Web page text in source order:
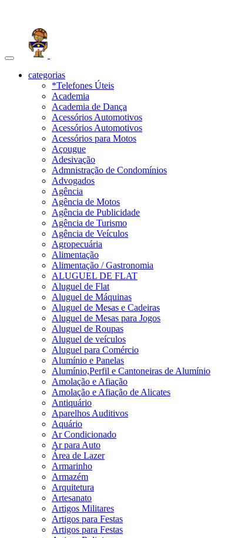
Toggle
navigationcategorias
*Telefones Úteis
Academia
Academia de Dança
Acessórios Automotivos
Acessórios Automotivos
Acessórios para Motos
Açougue
Adesivação
Admnistração de Condomínios
Advogados
Agência
Agência de Motos
Agência de Publicidade
Agência de Turismo
Agência de Veículos
Agropecuária
Alimentação
Alimentação / Gastronomia
ALUGUEL DE FLAT
Aluguel de Flat
Aluguel de Máquinas
Aluguel de Mesas e Cadeiras
Aluguel de Mesas para Jogos
Aluguel de Roupas
Aluguel de veículos
Aluguel para Comércio
Alumínio e Panelas
Alumínio,Perfil e Cantoneiras de Alumínio
Amolação e Afiação
Amolação e Afiação de Alicates
Antiquário
Aparelhos Auditivos
Aquário
Ar Condicionado
Ar para Auto
Área de Lazer
Armarinho
Armazém
Arquitetura
Artesanato
Artigos Militares
Artigos para Festas
Artigos para Festas